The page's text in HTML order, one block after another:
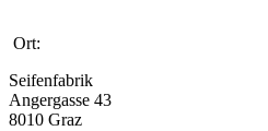
Ort:
Seifenfabrik
Angergasse 43
8010 Graz